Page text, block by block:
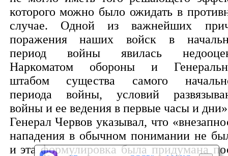
которого можно было ожидать в
случае. Одной из важнейших
поражения наших войск в
период войны явилась
Наркоматом обороны и
штабом существа самого
периода войны, условий
войны и ее ведения в первые часы и
Генерал Червов указывал, что
нападения в обычном понимании не
и эта формулировка была придумана